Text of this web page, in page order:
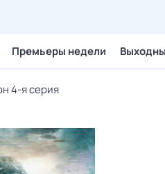
Премьеры недели
4-я серия